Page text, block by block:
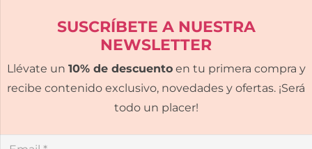
SUSCRÍBETE A NUESTRA
NEWSLETTER
Llévate un 10% de descuentoen tu primera compra y
recibe contenido exclusivo, novedades y ofertas. ¡Será
todo un placer!